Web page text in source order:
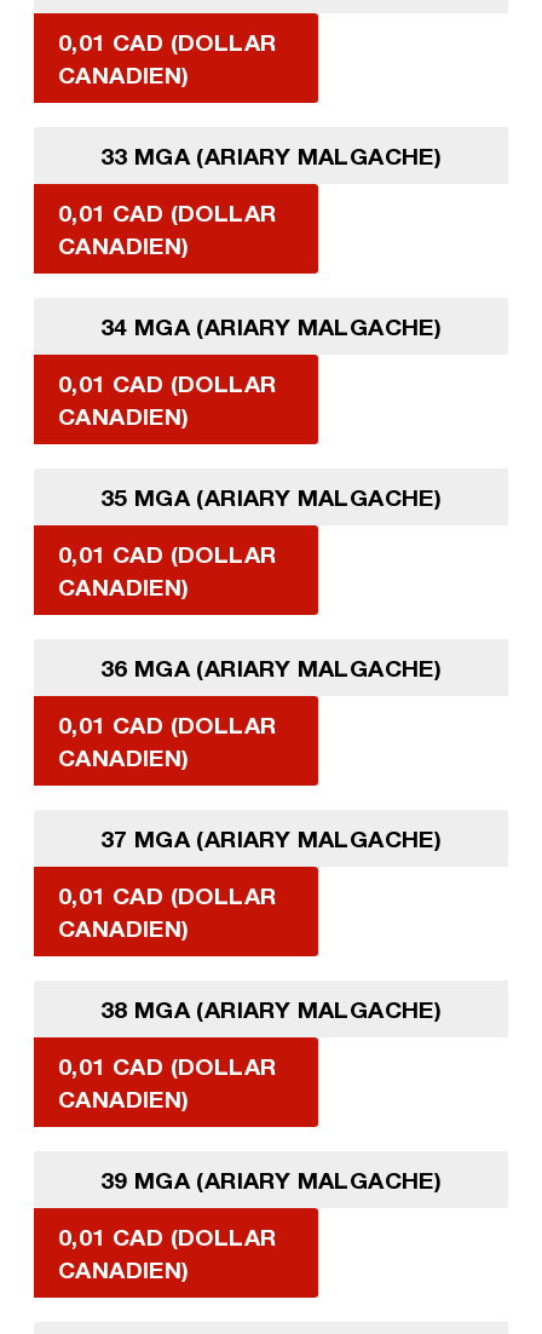
0,01 CAD (DOLLAR
CANADIEN)
33 MGA (ARIARY MALGACHE)
0,01 CAD (DOLLAR
CANADIEN)
34 MGA (ARIARY MALGACHE)
0,01 CAD (DOLLAR
CANADIEN)
35 MGA (ARIARY MALGACHE)
0,01 CAD (DOLLAR
CANADIEN)
36 MGA (ARIARY MALGACHE)
0,01 CAD (DOLLAR
CANADIEN)
37 MGA (ARIARY MALGACHE)
0,01 CAD (DOLLAR
CANADIEN)
38 MGA (ARIARY MALGACHE)
0,01 CAD (DOLLAR
CANADIEN)
39 MGA (ARIARY MALGACHE)
0,01 CAD (DOLLAR
CANADIEN)